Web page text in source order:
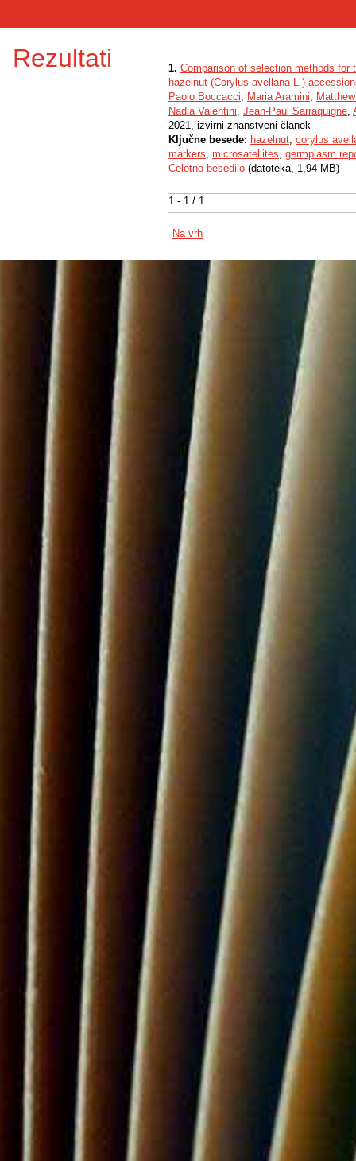
Rezultati
1 - 1 / 1
1. Comparison of selection methods
hazelnut (Corylus avellana L.)
Paolo Boccacci, Maria Aramini,
Nadia Valentini, Jean-Paul Sarraquigne,
2021, izvirni znanstveni članek
Ključne besede: hazelnut, corylus
markers, microsatellites, germplasm
Celotno besedilo (datoteka, 1,94 MB)
Na vrh